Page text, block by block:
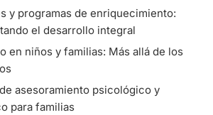
y programas de enriquecimiento:
el desarrollo integral
en niños y familias: Más allá de los
asesoramiento psicológico y
para familias